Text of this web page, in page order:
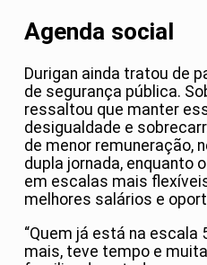
Agenda social
Durigan ainda tratou de
de segurança pública.
ressaltou que manter
desigualdade e
de menor remuneração,
dupla jornada, enquanto
em escalas mais
melhores salários e
“Quem já está na escala
mais, teve tempo e